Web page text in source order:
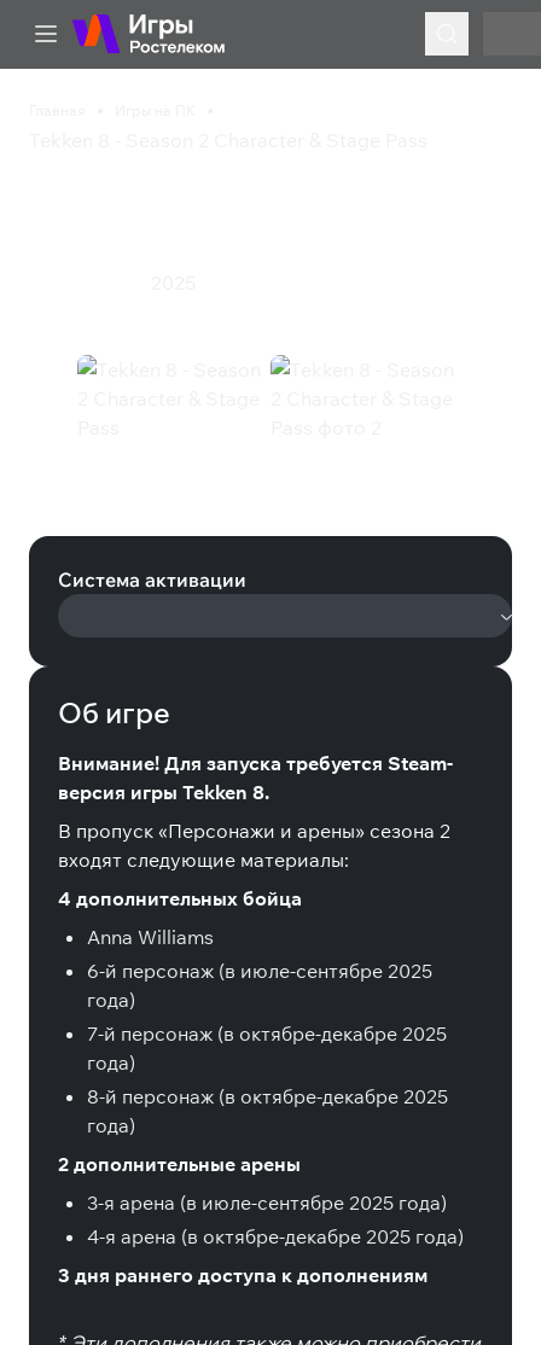
Система активации
Об игре
Внимание! Для запуска требуется Steam-
версия игры Tekken 8.
В пропуск «Персонажи и арены» сезона 2
входят следующие материалы:
4 дополнительных бойца
Anna Williams
6-й персонаж (в июле-сентябре 2025
года)
7-й персонаж (в октябре-декабре 2025
года)
8-й персонаж (в октябре-декабре 2025
года)
2 дополнительные арены
3-я арена (в июле-сентябре 2025 года)
4-я арена (в октябре-декабре 2025 года)
3 дня раннего доступа к дополнениям